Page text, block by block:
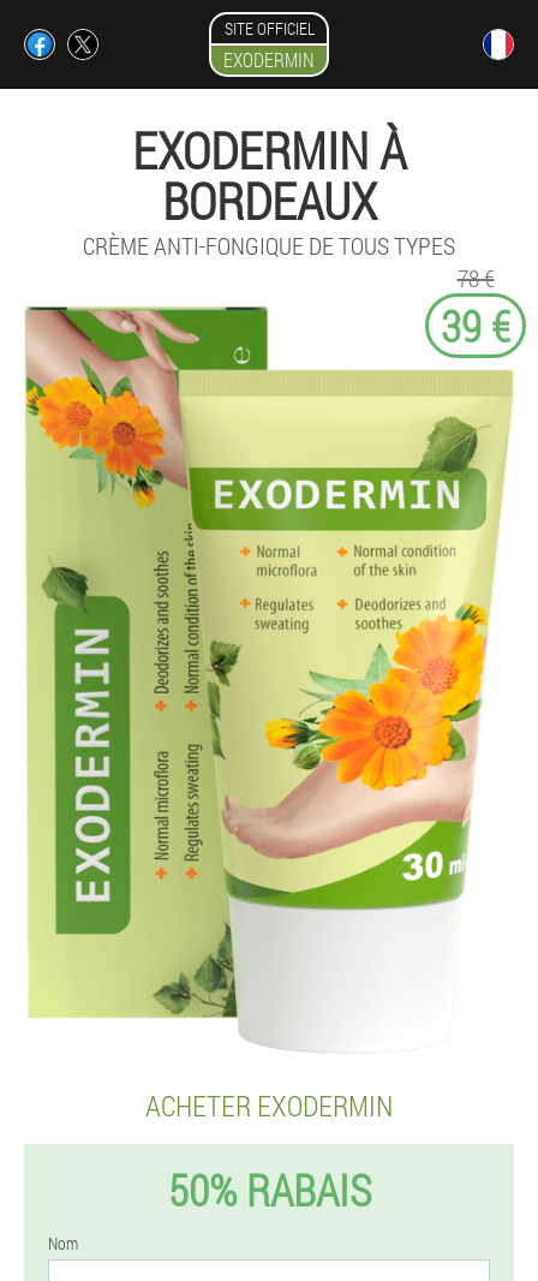
SITE OFFICIEL
EXODERMIN
EXODERMIN À
BORDEAUX
CRÈME ANTI-FONGIQUE DE TOUS TYPES
78 €
39 €
ACHETER EXODERMIN
50% RABAIS
Nom